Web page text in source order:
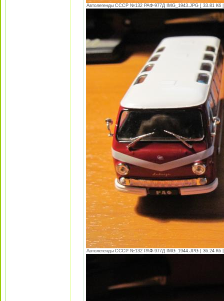
Автолегенды СССР №132 РАФ-977Д IMG_1943.JPG [ 33.81 Кб |
Автолегенды СССР №132 РАФ-977Д IMG_1944.JPG [ 36.24 Кб |